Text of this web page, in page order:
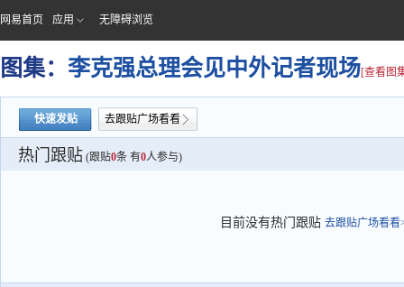
网易首页 应用 无障碍浏览
图集： 李克强总理会见中外记者现场[查看图
快速发贴 去跟贴广场看看
热门跟贴 (跟贴0条 有0人参与)
目前没有热门跟贴 去跟贴广场看看